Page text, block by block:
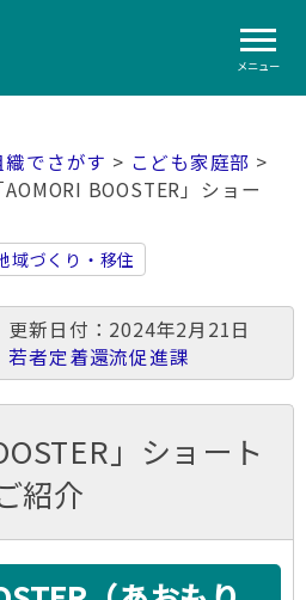
メニュー
織でさがす > こども家庭部 >
AOMORI BOOSTER」ショー
域づくり・移住
更新日付：2024年2月21日
若者定着還流促進課
」ショート
紹介